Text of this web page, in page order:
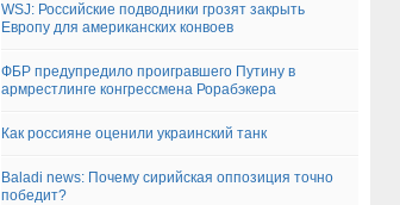
WSJ: Российские подводники грозят закрыть
Европу для американских конвоев
ФБР предупредило проигравшего Путину в
армрестлинге конгрессмена Рорабэкера
Как россияне оценили украинский танк
Baladi news: Почему сирийская оппозиция точно
победит?